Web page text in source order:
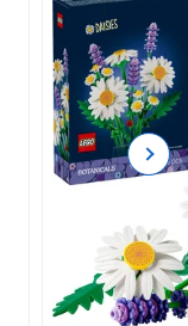
Next